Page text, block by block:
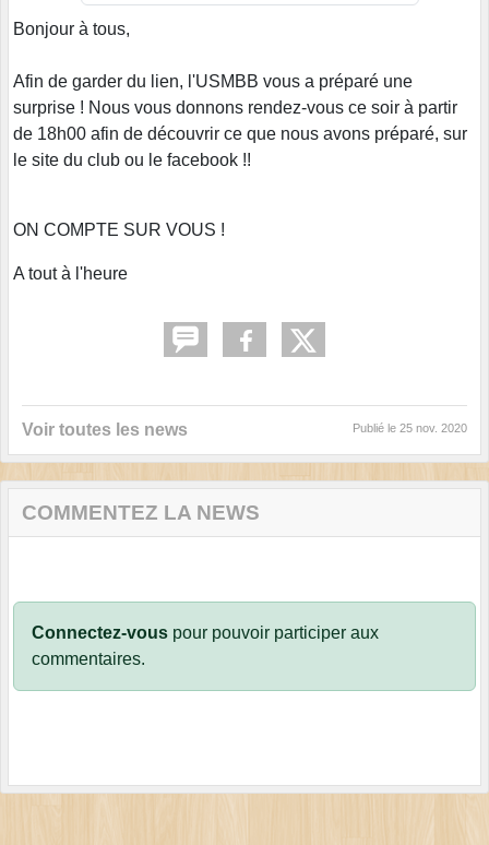
Bonjour à tous,
Afin de garder du lien, l'USMBB vous a préparé une
surprise ! Nous vous donnons rendez-vous ce soir à partir
de 18h00 afin de découvrir ce que nous avons préparé, sur
le site du club ou le facebook !!
ON COMPTE SUR VOUS !
A tout à l'heure
Voir toutes les news Publié le 25 nov. 2020
COMMENTEZ LA NEWS
Connectez-vous pour pouvoir participer aux
commentaires.